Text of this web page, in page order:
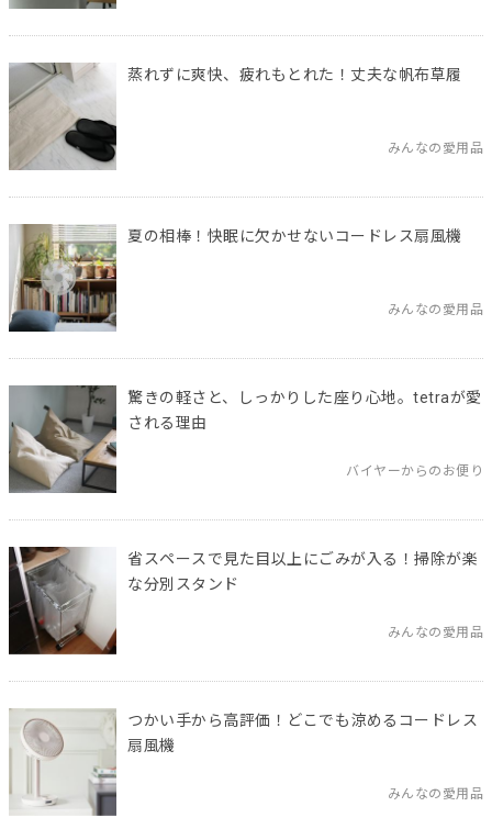
蒸れずに爽快、疲れもとれた！丈夫な帆布草履
みんなの愛用品
夏の相棒！快眠に欠かせないコードレス扇風機
みんなの愛用品
驚きの軽さと、しっかりした座り心地。tetraが愛
される理由
バイヤーからのお便り
省スペースで見た目以上にごみが入る！掃除が楽
な分別スタンド
みんなの愛用品
つかい手から高評価！どこでも涼めるコードレス
扇風機
みんなの愛用品